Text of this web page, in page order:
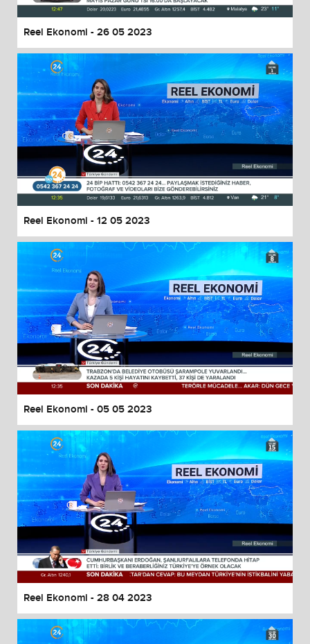
Reel Ekonomi - 26 05 2023
Reel Ekonomi - 12 05 2023
Reel Ekonomi - 05 05 2023
Reel Ekonomi - 28 04 2023